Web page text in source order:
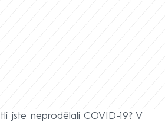
jste neprodělali COVID-19? V